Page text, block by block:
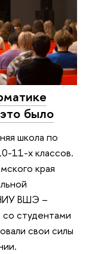
было
школа по
11-х классов.
края
ВШЭ –
со студентами
свои силы